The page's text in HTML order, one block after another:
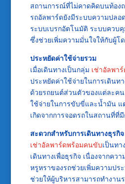
สถานการณ์ที่ไม่คาดคิดบนท้อง
รถอัลพาร์ดยังมีระบบความปล
ระบบเบรกอัตโนมัติ ระบบควบ
ซึ่งช่วยเพิ่มความมั่นใจให้กับผู้โ
ประหยัดค่าใช้จ่ายรวม
เมื่อเดินทางเป็นกลุ่ม เช่าอัลพา
ประหยัดค่าใช้จ่ายในการเดินท
ด้วยรถยนต์ส่วนตัวของแต่ละค
ใช้จ่ายในการขับขี่และน้ำมัน แ
เกิดจากการจอดรถในสถานที่ที่
สะดวกสำหรับการเดินทางธุรกิจ
เช่าอัลพาร์ดพร้อมคนขับเป็นทา
เดินทางเพื่อธุรกิจ เนื่องจากคว
หรูหราของรถช่วยเพิ่มความปร
ช่วยให้ผู้บริหารสามารถทำงาน